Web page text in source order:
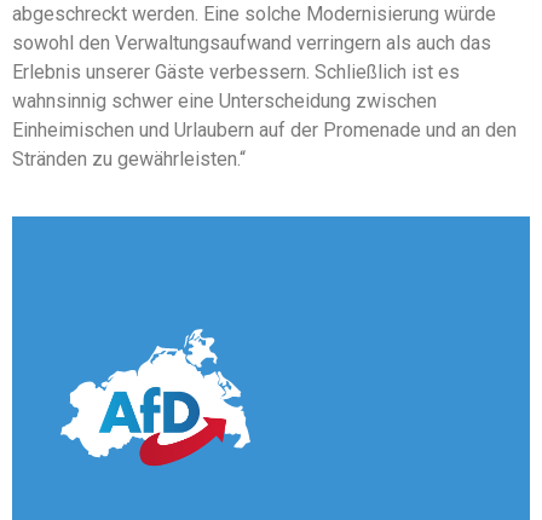
abgeschreckt werden. Eine solche Modernisierung würde
sowohl den Verwaltungsaufwand verringern als auch das
Erlebnis unserer Gäste verbessern. Schließlich ist es
wahnsinnig schwer eine Unterscheidung zwischen
Einheimischen und Urlaubern auf der Promenade und an den
Stränden zu gewährleisten.“